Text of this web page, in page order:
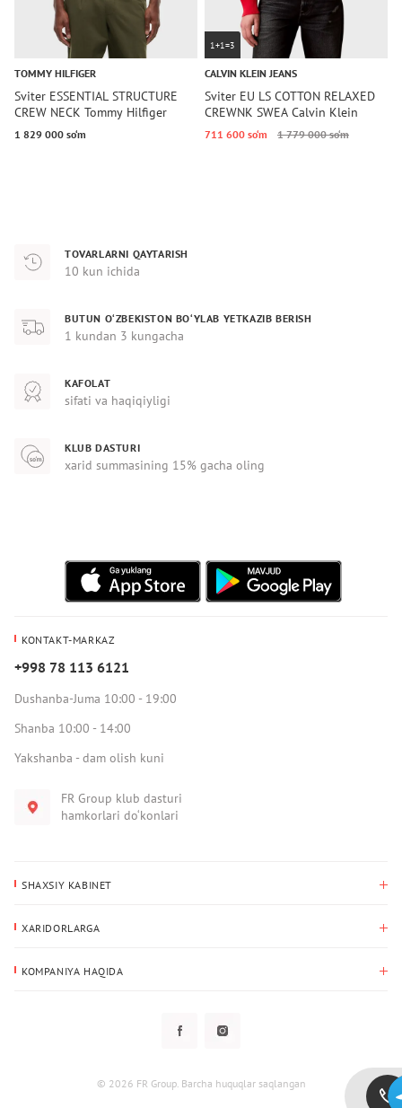
TOMMY HILFIGER
Sviter ESSENTIAL STRUCTURE
CREW NECK Tommy Hilfiger
1 829 000 so‘m
1+1=3
CALVIN KLEIN JEANS
Sviter EU LS COTTON RELAXED
CREWNK SWEA Calvin Klein
Jeans
711 600 so‘m 1 779 000 so‘m
TOVARLARNI QAYTARISH
10 kun ichida
BUTUN O‘ZBEKISTON BO‘YLAB YETKAZIB BERISH
1 kundan 3 kungacha
KAFOLAT
sifati va haqiqiyligi
KLUB DASTURI
xarid summasining 15% gacha oling
KONTAKT-MARKAZ
+998 78 113 6121
Dushanba-Juma 10:00 - 19:00
Shanba 10:00 - 14:00
Yakshanba - dam olish kuni
FR Group klub dasturi
hamkorlari do‘konlari
SHAXSIY KABINET
Yetkazib berish manzili
XARIDORLARGA
KOMPANIYA HAQIDA
Foydalanuvchi bilan kelishuv© 2026 FR Group. Barcha huquqlar saqlangan